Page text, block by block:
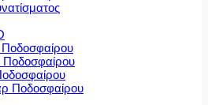
Ποδοσφαίρου
Ποδοσφαίρου